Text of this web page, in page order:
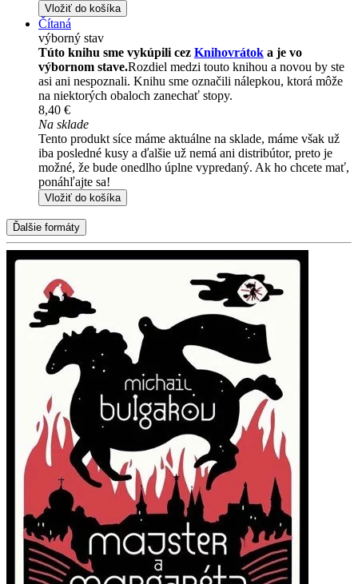
Vložiť do košíka
Čítaná
výborný stav
Túto knihu sme vykúpili cez Knihovrátok a je vo
výbornom stave.Rozdiel medzi touto knihou a novou by ste
asi ani nespoznali. Knihu sme označili nálepkou, ktorá môže
na niektorých obaloch zanechať stopy.
8,40 €
Na sklade
Tento produkt síce máme aktuálne na sklade, máme však už
iba posledné kusy a ďalšie už nemá ani distribútor, preto je
možné, že bude onedlho úplne vypredaný. Ak ho chcete mať,
ponáhľajte sa!
Vložiť do košíka
Ďalšie formáty